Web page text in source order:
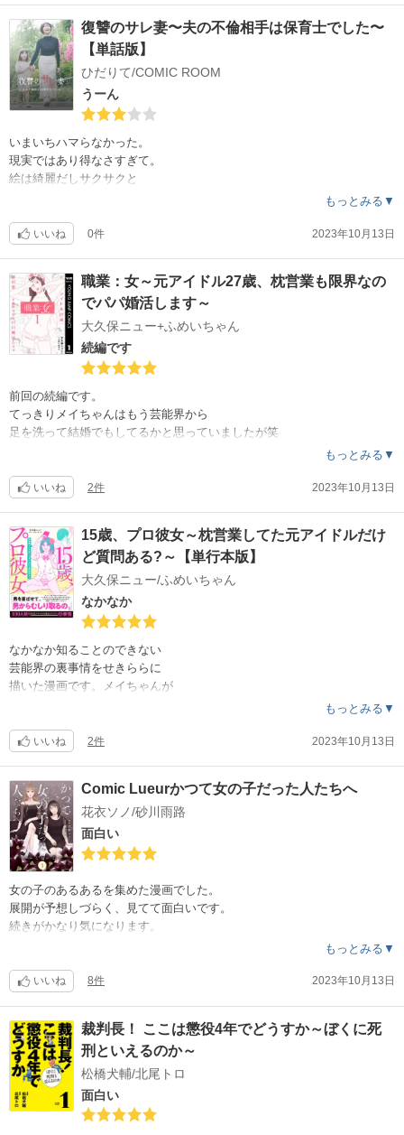
復讐のサレ妻〜夫の不倫相手は保育士でした〜
【単話版】
ひだりて/COMIC ROOM
うーん
いまいちハマらなかった。
現実ではあり得なさすぎて。
絵は綺麗だしサクサクと
もっとみる▼
いいね 0件 2023年10月13日
職業：女～元アイドル27歳、枕営業も限界なの
でパパ婚活します～
大久保ニュー+ふめいちゃん
続編です
前回の続編です。
てっきりメイちゃんはもう芸能界から
足を洗って結婚でもしてるかと思っていましたが笑
もっとみる▼
いいね 2件 2023年10月13日
15歳、プロ彼女～枕営業してた元アイドルだけ
ど質問ある?～【単行本版】
大久保ニュー/ふめいちゃん
なかなか
なかなか知ることのできない
芸能界の裏事情をせきららに
描いた漫画です。メイちゃんが
もっとみる▼
いいね 2件 2023年10月13日
Comic Lueurかつて女の子だった人たちへ
花衣ソノ/砂川雨路
面白い
女の子のあるあるを集めた漫画でした。
展開が予想しづらく、見てて面白いです。
続きがかなり気になります。
もっとみる▼
いいね 8件 2023年10月13日
裁判長！ ここは懲役4年でどうすか～ぼくに死
刑といえるのか～
松橋犬輔/北尾トロ
面白い